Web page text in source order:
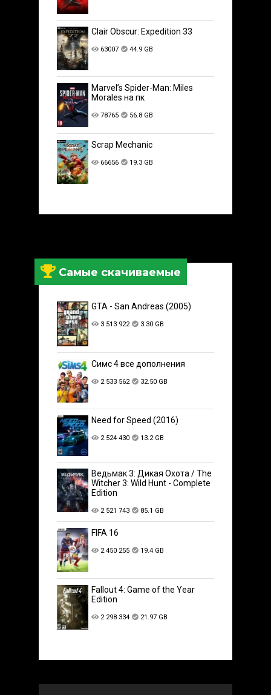
Clair Obscur: Expedition 33
63007 44.9 GB
Marvel’s Spider-Man: Miles
Morales на пк
78765 56.8 GB
Scrap Mechanic
66656 19.3 GB
Самые скачиваемые
GTA - San Andreas (2005)
3 513 922 3.30 GB
Симс 4 все дополнения
2 533 562 32.50 GB
Need for Speed (2016)
2 524 430 13.2 GB
Ведьмак 3: Дикая Охота / The
Witcher 3: Wild Hunt - Complete
Edition
2 521 743 85.1 GB
FIFA 16
2 450 255 19.4 GB
Fallout 4: Game of the Year
Edition
2 298 334 21.97 GB